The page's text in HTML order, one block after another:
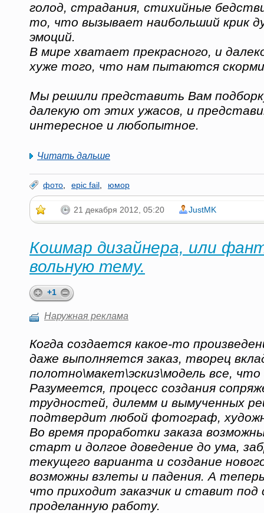
голод, страдания, стихийные
то, что вызывает наибольший крик
эмоций.
В мире хватает прекрасного, и
хуже того, что нам пытаются
Мы решили представить Вам
далекую от этих ужасов, и
интересное и любопытное.
Читать дальше
фото epic fail юмор
21 декабря 2012, 05:20 JustMK
Кошмар дизайнера, или
вольную тему.
+1
Наружная реклама
Когда создается какое-то
даже выполняется заказ, творец
полотно\макет\эскиз\модель все,
Разумеется, процесс создания
трудностей, дилемм и вымученных
подтвердит любой фотограф,
Во время проработки заказа
старт и долгое доведение до ума,
текущего варианта и создание
возможны взлеты и падения. А
что приходит заказчик и ставит под
проделанную работу.